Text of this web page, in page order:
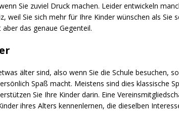
Sie zuviel Druck machen. Leider entwickeln
weil Sie sich mehr für Ihre Kinder wünschen als Sie
das genaue Gegenteil.
älter sind, also wenn Sie die Schule besuchen,
Spaß macht. Meistens sind dies klassische
Sie Ihre Kinder darin. Eine
ihres Alters kennenlernen, die dieselben